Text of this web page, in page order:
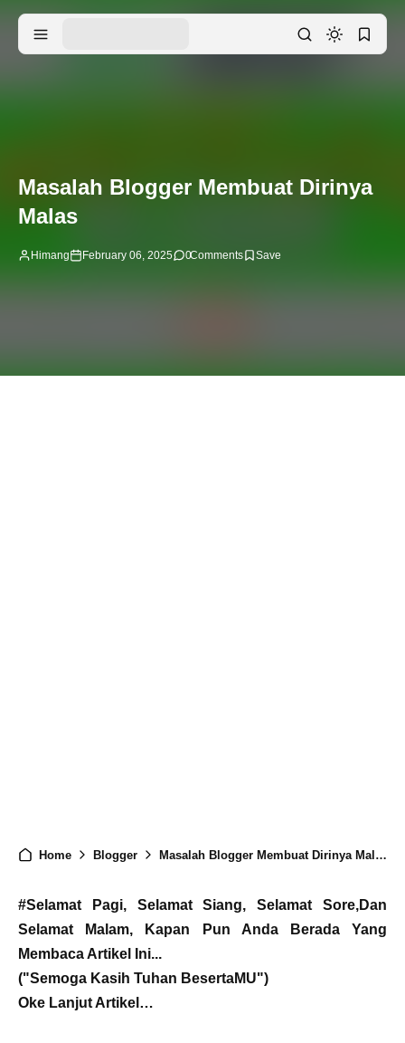
Masalah Blogger Membuat Dirinya
Malas
Himang February 06, 2025 0Comments
Home Blogger Masalah Blogger Membuat Dirinya Malas
#Selamat Pagi, Selamat Siang, Selamat Sore,Dan
Selamat Malam, Kapan Pun Anda Berada Yang
Membaca Artikel Ini...
("Semoga Kasih Tuhan BesertaMU")
Oke Lanjut Artikel…